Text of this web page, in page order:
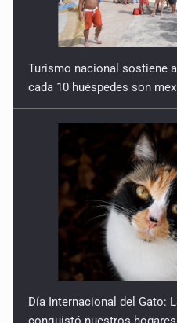
Turismo nacional sostiene
cada 10 huéspedes son
Día Internacional del Gato:
conquistó nuestros